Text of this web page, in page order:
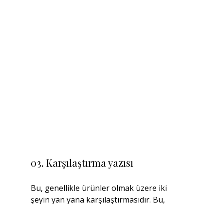
03. Karşılaştırma yazısı
Bu, genellikle ürünler olmak üzere iki
şeyin yan yana karşılaştırmasıdır. Bu,